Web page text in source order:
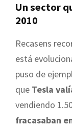
Un sector
2010
Recasens
está
puso de
que Tesla
vendiendo
fracasaban